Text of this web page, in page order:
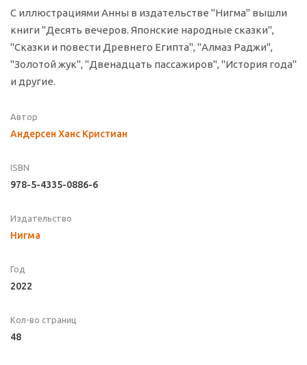
С иллюстрациями Анны в издательстве "Нигма" вышли
книги "Десять вечеров. Японские народные сказки",
"Сказки и повести Древнего Египта", "Алмаз Раджи",
"Золотой жук", "Двенадцать пассажиров", "История года"
и другие.
Автор
Андерсен Ханс Кристиан
ISBN
978-5-4335-0886-6
Издательство
Нигма
Год
2022
Кол-во страниц
48